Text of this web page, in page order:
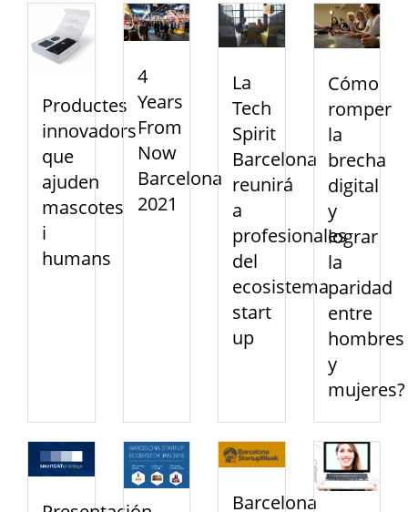
Productes
innovadors
que
ajuden
mascotes
i
humans
4
Years
From
Now
Barcelona
2021
La
Tech
Spirit
Barcelona
reunirá
a
profesionales
del
ecosistema
start
up
Cómo
romper
la
brecha
digital
y
lograr
la
paridad
entre
hombres
y
mujeres?
Barcelona